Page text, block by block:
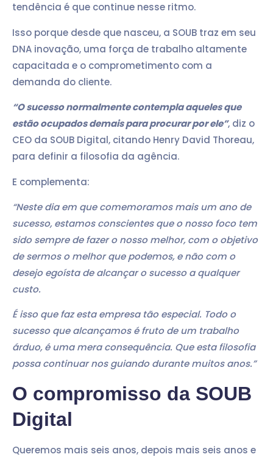
tendência é que continue nesse ritmo.
Isso porque desde que nasceu, a SOUB traz em seu
DNA inovação, uma força de trabalho altamente
capacitada e o comprometimento com a
demanda do cliente.
“O sucesso normalmente contempla aqueles que
estão ocupados demais para procurar por ele”, diz o
CEO da SOUB Digital, citando Henry David Thoreau,
para definir a filosofia da agência.
E complementa:
“Neste dia em que comemoramos mais um ano de
sucesso, estamos conscientes que o nosso foco tem
sido sempre de fazer o nosso melhor, com o objetivo
de sermos o melhor que podemos, e não com o
desejo egoísta de alcançar o sucesso a qualquer
custo.
É isso que faz esta empresa tão especial. Todo o
sucesso que alcançamos é fruto de um trabalho
árduo, é uma mera consequência. Que esta filosofia
possa continuar nos guiando durante muitos anos.”
O compromisso da SOUB
Digital
Queremos mais seis anos, depois mais seis anos e